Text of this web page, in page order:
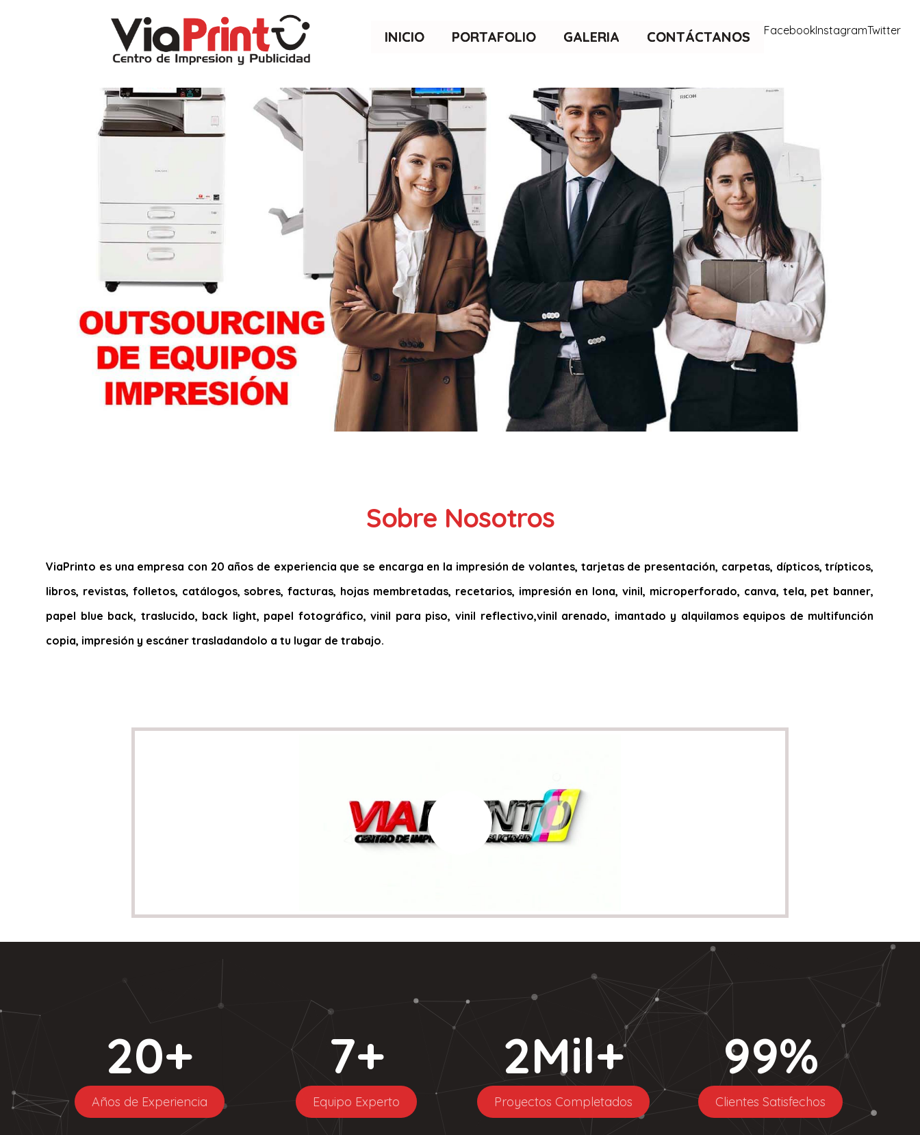
FacebookInstagramTwitter
INICIO PORTAFOLIO GALERIA CONTÁCTANOS
Sobre Nosotros
ViaPrinto es una empresa con 20 años de experiencia que se encarga en la impresión de volantes, tarjetas de presentación, carpetas, dípticos, trípticos,
libros, revistas, folletos, catálogos, sobres, facturas, hojas membretadas, recetarios, impresión en lona, vinil, microperforado, canva, tela, pet banner,
papel blue back, traslucido, back light, papel fotográfico, vinil para piso, vinil reflectivo,vinil arenado, imantado y alquilamos equipos de multifunción
copia, impresión y escáner trasladandolo a tu lugar de trabajo.
20+
Años de Experiencia
7+
Equipo Experto
2Mil+
Proyectos Completados
99%
Clientes Satisfechos